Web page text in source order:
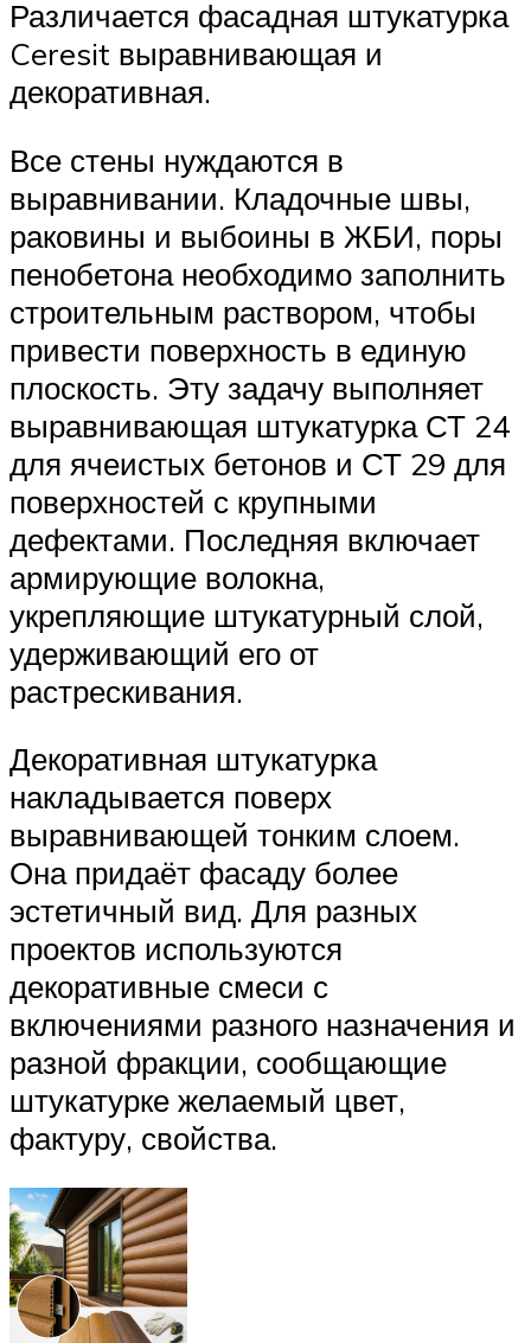
Различается фасадная штукатурка
Ceresit выравнивающая и
декоративная.
Все стены нуждаются в
выравнивании. Кладочные швы,
раковины и выбоины в ЖБИ, поры
пенобетона необходимо заполнить
строительным раствором, чтобы
привести поверхность в единую
плоскость. Эту задачу выполняет
выравнивающая штукатурка СТ 24
для ячеистых бетонов и СТ 29 для
поверхностей с крупными
дефектами. Последняя включает
армирующие волокна,
укрепляющие штукатурный слой,
удерживающий его от
растрескивания.
Декоративная штукатурка
накладывается поверх
выравнивающей тонким слоем.
Она придаёт фасаду более
эстетичный вид. Для разных
проектов используются
декоративные смеси с
включениями разного назначения и
разной фракции, сообщающие
штукатурке желаемый цвет,
фактуру, свойства.